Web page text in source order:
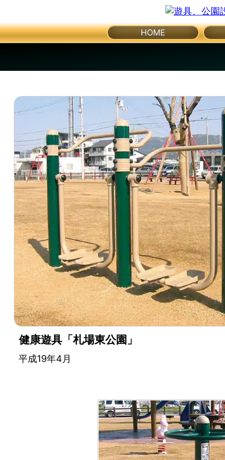
育
館・
体
育
器
具
公
園
設
備・
遊
具
メ
ニ
を
HOME
健康遊具「札場東公園」
平成19年4月